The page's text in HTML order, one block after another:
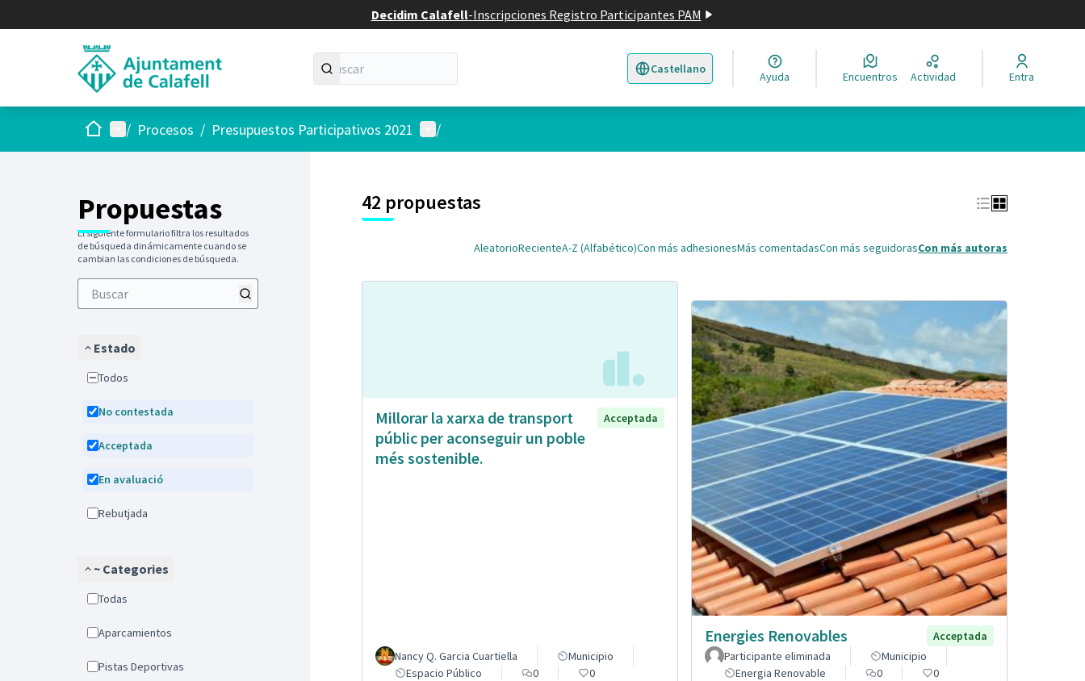
Decidim Calafell-Inscripciones Registro Participantes PAM
Castellano
Triar la llengua Elegir el idioma
Ayuda Encuentros Actividad Entra
InicioMenú principal
/ Procesos / Presupuestos Participativos 2021 Menú de usuario
/
Propuestas
El siguiente formulario filtra los resultados
de búsqueda dinámicamente cuando se
cambian las condiciones de búsqueda.
Estado
Todos
No contestada
Acceptada
En avaluació
Rebutjada
~ Categories
Todas
Aparcamientos
Pistas Deportivas
42 propuestas
AleatorioRecienteA-Z (Alfabético)Con más adhesionesMás comentadasCon más seguidorasCon más autoras
Millorar la xarxa de transport
públic per aconseguir un poble
més sostenible.
Acceptada
Nancy Q. Garcia Cuartiella
Municipio
Espacio Público
0 0
Energies Renovables
Acceptada
Participante eliminada
Municipio
Energia Renovable
0 0